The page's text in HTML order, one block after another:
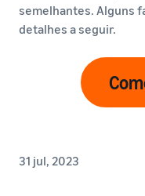
semelhantes. Alguns
detalhes a seguir.
31 jul, 2023